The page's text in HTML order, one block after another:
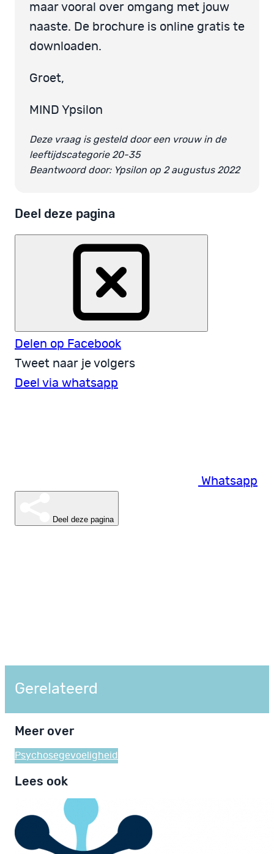
maar vooral over omgang met jouw
naaste. De brochure is online gratis te
downloaden.
Groet,
MIND Ypsilon
Deze vraag is gesteld door een vrouw in de
leeftijdscategorie 20-35
Beantwoord door: Ypsilon op 2 augustus 2022
Deel deze pagina
Delen op Facebook
Tweet naar je volgers
Deel via whatsapp
Whatsapp
Deel deze pagina
Gerelateerd
Meer over
Psychosegevoeligheid
Lees ook